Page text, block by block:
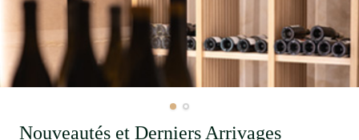
Nouveautés et Derniers Arrivages